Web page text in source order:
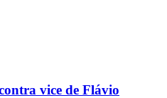
vice de Flávio